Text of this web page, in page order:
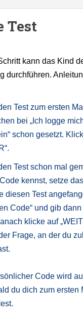
Test
kann das Kind
durchführen.
Test zum ersten
bei „Ich logge
schon gesetzt.
Test schon mal
kennst, setze
diesen Test
Code“ und gib
klicke auf
Frage, an der du
Code wird
du dich zum ersten